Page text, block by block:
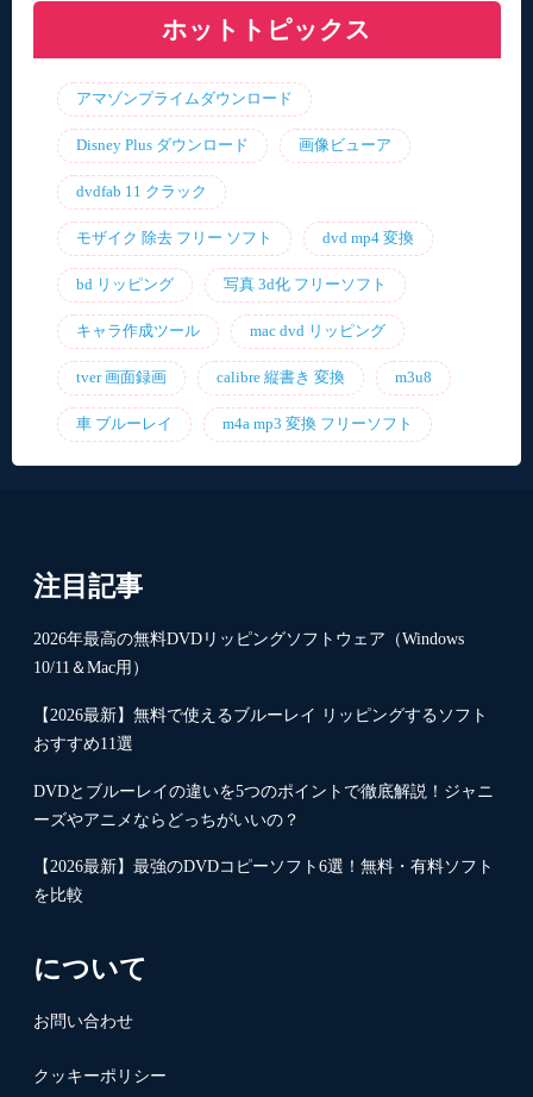
ホットトピックス
アマゾンプライムダウンロード
Disney Plus ダウンロード 画像ビューア
dvdfab 11 クラック
モザイク 除去 フリー ソフト dvd mp4 変換
bd リッピング 写真 3d化 フリーソフト
キャラ作成ツール mac dvd リッピング
tver 画面録画 calibre 縦書き 変換 m3u8
車 ブルーレイ m4a mp3 変換 フリーソフト
注目記事
2026年最高の無料DVDリッピングソフトウェア（Windows
10/11＆Mac用）
【2026最新】無料で使えるブルーレイ リッピングするソフト
おすすめ11選
DVDとブルーレイの違いを5つのポイントで徹底解説！ジャニ
ーズやアニメならどっちがいいの？
【2026最新】最強のDVDコピーソフト6選！無料・有料ソフト
を比較
について
お問い合わせ
クッキーポリシー